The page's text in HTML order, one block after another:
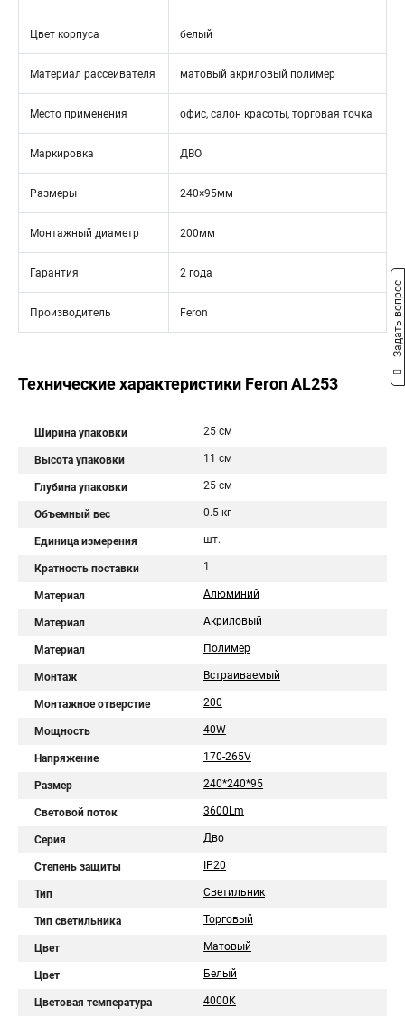
Цвет корпуса белый
Материал рассеивателя матовый акриловый полимер
Место применения офис, салон красоты, торговая точка
Маркировка ДВО
Размеры 240×95мм
Монтажный диаметр 200мм
Гарантия 2 года
Производитель Feron
Технические характеристики Feron AL253
Ширина упаковки 25 см
Высота упаковки 11 см
Глубина упаковки 25 см
Объемный вес 0.5 кг
Единица измерения шт.
Кратность поставки 1
Материал Алюминий
Материал Акриловый
Материал Полимер
Монтаж Встраиваемый
Монтажное отверстие 200
Мощность 40W
Напряжение 170-265V
Размер 240*240*95
Световой поток 3600Lm
Серия Дво
Степень защиты IP20
Тип Светильник
Тип светильника Торговый
Цвет Матовый
Цвет Белый
Цветовая температура 4000К
Задать вопрос